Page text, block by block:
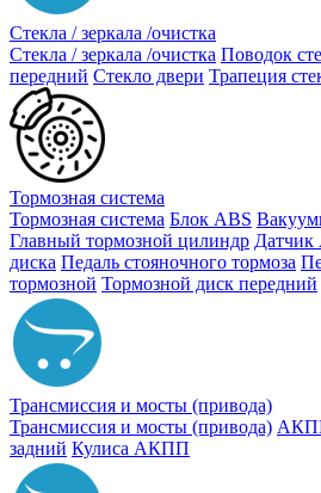
Стекла / зеркала /очистка
Стекла / зеркала /очистка Поводок
передний Стекло двери Трапеция
Тормозная система
Тормозная система Блок ABS
Главный тормозной цилиндр Датчик
диска Педаль стояночного тормоза
тормозной Тормозной диск передний
Трансмиссия и мосты (привода)
Трансмиссия и мосты (привода)
задний Кулиса АКПП